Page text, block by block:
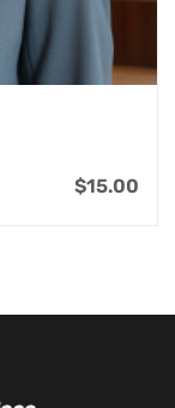
$15.00